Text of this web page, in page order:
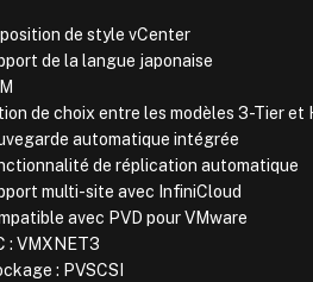
de style vCenter
de la langue japonaise
de choix entre les modèles 3-Tier et
automatique intégrée
de réplication automatique
multi-site avec InfiniCloud
avec PVD pour VMware
: VMXNET3
: PVSCSI